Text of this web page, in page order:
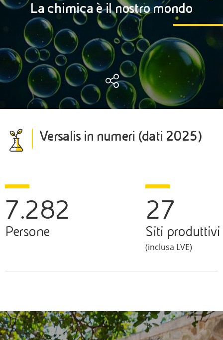
La chimica è il nostro mondo
Versalis in numeri (dati 2025)
7.282
Persone
27
Siti produttivi
(inclusa LVE)